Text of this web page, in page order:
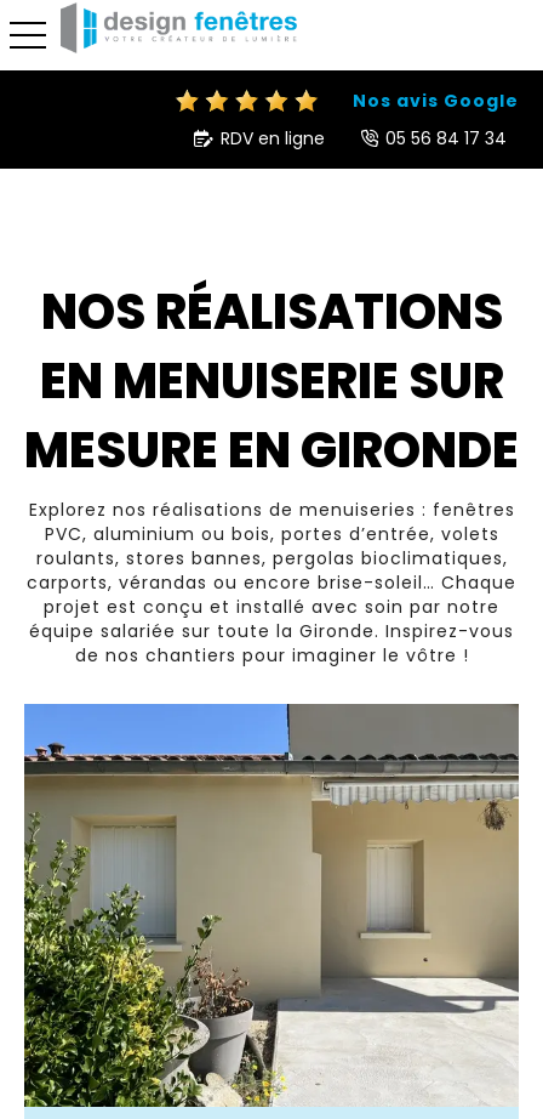
toggle navigation
Nos avis Google
RDV en ligne
05 56 84 17 34
NOS RÉALISATIONS
EN MENUISERIE SUR
MESURE EN GIRONDE
Explorez nos réalisations de menuiseries : fenêtres
PVC, aluminium ou bois, portes d’entrée, volets
roulants, stores bannes, pergolas bioclimatiques,
carports, vérandas ou encore brise-soleil… Chaque
projet est conçu et installé avec soin par notre
équipe salariée sur toute la Gironde. Inspirez-vous
de nos chantiers pour imaginer le vôtre !